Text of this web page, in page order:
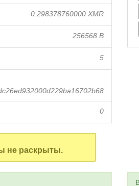
0.298378760000 XMR
256568 B
5
0
не раскрыты.